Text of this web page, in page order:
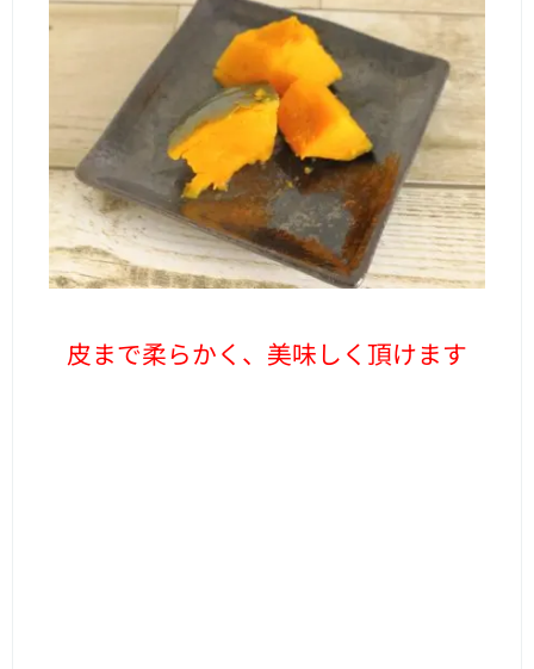
皮まで柔らかく、美味しく頂けます